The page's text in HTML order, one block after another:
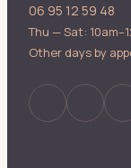
06 95 12 59 48
Thu — Sat:
Other days by